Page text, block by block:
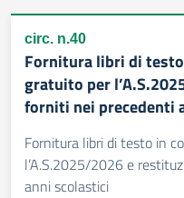
circ. n.40
Fornitura libri di
gratuito per
forniti nei precedenti
Fornitura libri di testo in
l’A.S.2025/2026 e
anni scolastici